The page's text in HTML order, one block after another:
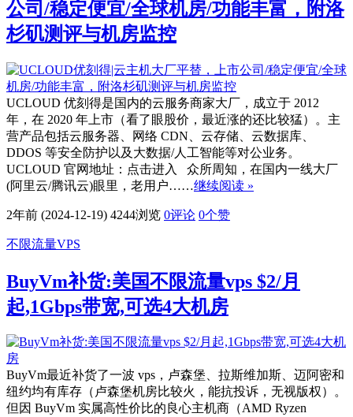
公司/稳定便宜/全球机房/功能丰富，附洛
杉矶测评与机房监控
UCLOUD 优刻得是国内的云服务商家大厂，成立于 2012
年，在 2020 年上市（看了眼股价，最近涨的还比较猛）。主
营产品包括云服务器、网络 CDN、云存储、云数据库、
DDOS 等安全防护以及大数据/人工智能等对公业务。
UCLOUD 官网地址：点击进入 众所周知，在国内一线大厂
(阿里云/腾讯云)眼里，老用户……继续阅读 »
2年前 (2024-12-19) 4244浏览 0评论 0个赞
不限流量VPS
BuyVm补货:美国不限流量vps $2/月
起,1Gbps带宽,可选4大机房
BuyVm最近补货了一波 vps，卢森堡、拉斯维加斯、迈阿密和
纽约均有库存（卢森堡机房比较火，能抗投诉，无视版权）。
但因 BuyVm 实属高性价比的良心主机商（AMD Ryzen